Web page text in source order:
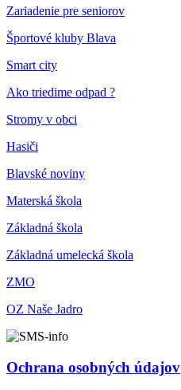
Zariadenie pre seniorov
Športové kluby Blava
Smart city
Ako triedime odpad ?
Stromy v obci
Hasiči
Blavské noviny
Materská škola
Základná škola
Základná umelecká škola
ZMO
OZ Naše Jadro
Ochrana osobných údajov